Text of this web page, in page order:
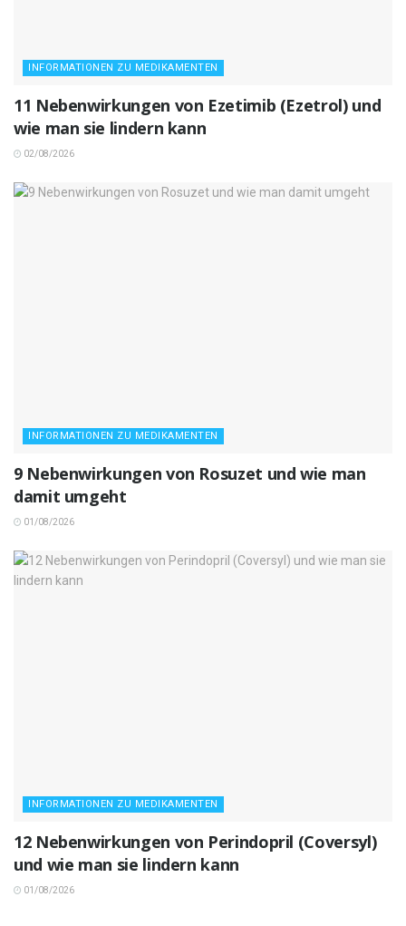
INFORMATIONEN ZU MEDIKAMENTEN
11 Nebenwirkungen von Ezetimib (Ezetrol) und
wie man sie lindern kann
02/08/2026
INFORMATIONEN ZU MEDIKAMENTEN
9 Nebenwirkungen von Rosuzet und wie man
damit umgeht
01/08/2026
INFORMATIONEN ZU MEDIKAMENTEN
12 Nebenwirkungen von Perindopril (Coversyl)
und wie man sie lindern kann
01/08/2026